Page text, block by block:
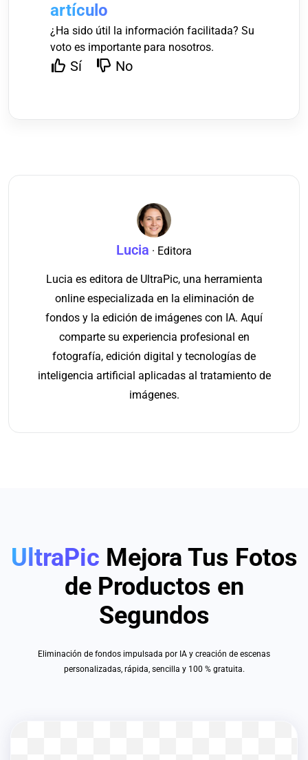
artículo
¿Ha sido útil la información facilitada? Su
voto es importante para nosotros.
Sí No
Lucia · Editora
Lucia es editora de UltraPic, una herramienta
online especializada en la eliminación de
fondos y la edición de imágenes con IA. Aquí
comparte su experiencia profesional en
fotografía, edición digital y tecnologías de
inteligencia artificial aplicadas al tratamiento de
imágenes.
UltraPic Mejora Tus Fotos
de Productos en
Segundos
Eliminación de fondos impulsada por IA y creación de escenas
personalizadas, rápida, sencilla y 100 % gratuita.